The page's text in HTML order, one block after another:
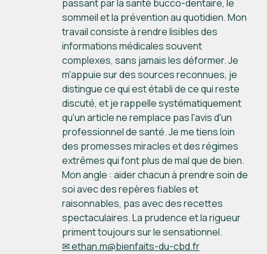
passant par la santé bucco-dentaire, le
sommeil et la prévention au quotidien. Mon
travail consiste à rendre lisibles des
informations médicales souvent
complexes, sans jamais les déformer. Je
m'appuie sur des sources reconnues, je
distingue ce qui est établi de ce qui reste
discuté, et je rappelle systématiquement
qu'un article ne remplace pas l'avis d'un
professionnel de santé. Je me tiens loin
des promesses miracles et des régimes
extrêmes qui font plus de mal que de bien.
Mon angle : aider chacun à prendre soin de
soi avec des repères fiables et
raisonnables, pas avec des recettes
spectaculaires. La prudence et la rigueur
priment toujours sur le sensationnel.
✉ ethan.m@bienfaits-du-cbd.fr